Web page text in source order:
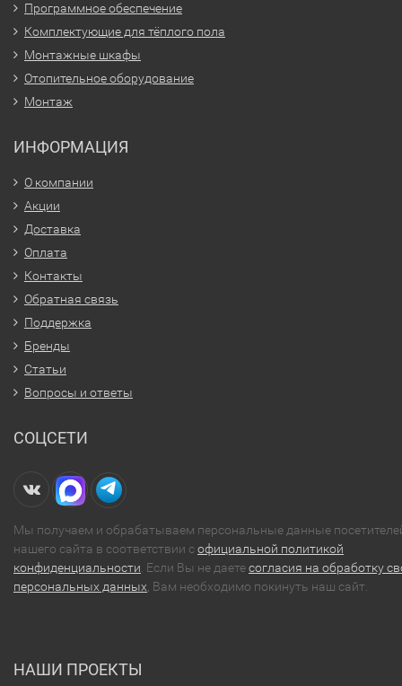
Программное обеспечение
Комплектующие для тёплого пола
Монтажные шкафы
Отопительное оборудование
Монтаж
ИНФОРМАЦИЯ
О компании
Акции
Доставка
Оплата
Контакты
Обратная связь
Поддержка
Бренды
Статьи
Вопросы и ответы
СОЦСЕТИ
Мы получаем и обрабатываем персональные данные
нашего сайта в соответствии софициальной политикой
конфиденциальности . Если Вы не даетесогласия на обработку
персональных данных , Вам необходимо покинуть наш сайт.
НАШИ ПРОЕКТЫ